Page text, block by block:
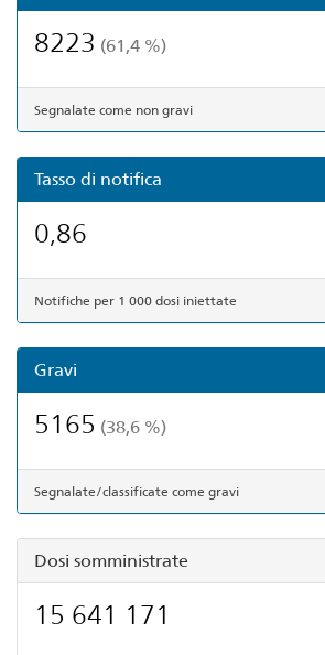
8223 (61,4 %)
Segnalate come non gravi
Tasso di notifica
0,86
Notifiche per 1 000 dosi iniettate
Gravi
5165 (38,6 %)
Segnalate/classificate come gravi
Dosi somministrate
15 641 171